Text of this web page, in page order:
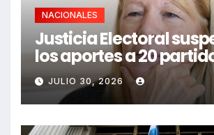
NACIONALES
Justicia Electoral
los aportes a 20
JULIO 30, 2026